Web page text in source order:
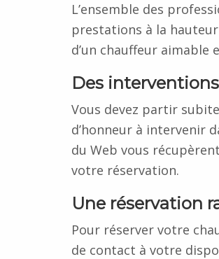
L’ensemble des
prestations à la
d’un chauffeur
Des
Vous devez partir
d’honneur à intervenir
du Web vous
votre réservation.
Une réservation
Pour réserver votre
de contact à votre